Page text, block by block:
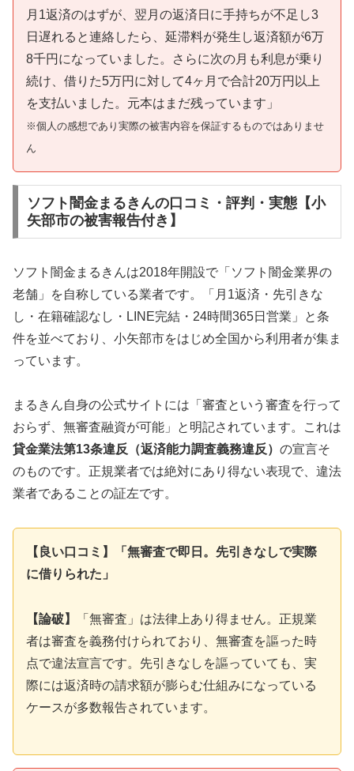
月1返済のはずが、翌月の返済日に手持ちが不足し3
日遅れると連絡したら、延滞料が発生し返済額が6万
8千円になっていました。さらに次の月も利息が乗り
続け、借りた5万円に対して4ヶ月で合計20万円以上
を支払いました。元本はまだ残っています」
※個人の感想であり実際の被害内容を保証するものではありませ
ん
ソフト闇金まるきんの口コミ・評判・実態【小
矢部市の被害報告付き】
ソフト闇金まるきんは2018年開設で「ソフト闇金業界の
老舗」を自称している業者です。「月1返済・先引きな
し・在籍確認なし・LINE完結・24時間365日営業」と条
件を並べており、小矢部市をはじめ全国から利用者が集ま
っています。
まるきん自身の公式サイトには「審査という審査を行って
おらず、無審査融資が可能」と明記されています。これは
貸金業法第13条違反（返済能力調査義務違反） の宣言そ
のものです。正規業者では絶対にあり得ない表現で、違法
業者であることの証左です。
【良い口コミ】「無審査で即日。先引きなしで実際
に借りられた」
【論破】
「無審査」は法律上あり得ません。正規業
者は審査を義務付けられており、無審査を謳った時
点で違法宣言です。先引きなしを謳っていても、実
際には返済時の請求額が膨らむ仕組みになっている
ケースが多数報告されています。